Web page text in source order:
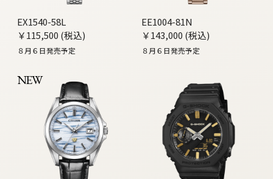
EX1540-58L
￥115,500 (税込)
８月６日発売予定
EE1004-81N
￥143,000 (税込)
８月６日発売予定
NEW